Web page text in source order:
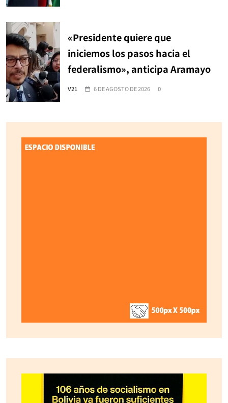
«Presidente quiere que
iniciemos los pasos hacia el
federalismo», anticipa Aramayo
V21 6 DE AGOSTO DE 2026 0